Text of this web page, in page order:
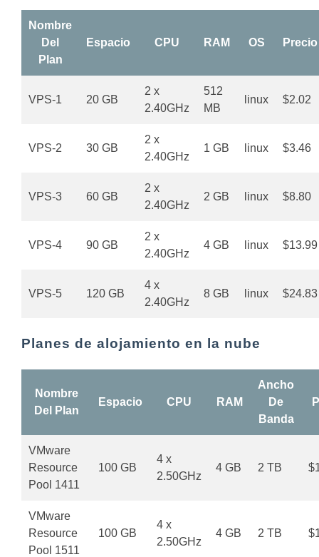
Nombre
Del
Plan
Espacio CPU RAM OS Precio
VPS-1 20 GB
2 x
2.40GHz
512
MB
linux $2.02
VPS-2 30 GB
2 x
2.40GHz
1 GB linux $3.46
VPS-3 60 GB
2 x
2.40GHz
2 GB linux $8.80
VPS-4 90 GB
2 x
2.40GHz
4 GB linux $13.99
VPS-5 120 GB
4 x
2.40GHz
8 GB linux $24.83
Planes de alojamiento en la nube
Nombre
Del Plan
Espacio CPU RAM
Ancho
De
Banda
VMware
Resource
Pool 1411
100 GB
4 x
2.50GHz
4 GB 2 TB
VMware
Resource
Pool 1511
100 GB
4 x
2.50GHz
4 GB 2 TB